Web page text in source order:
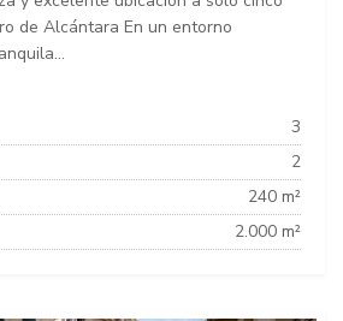
de Alcántara En un entorno
3
2
240 m²
2.000 m²